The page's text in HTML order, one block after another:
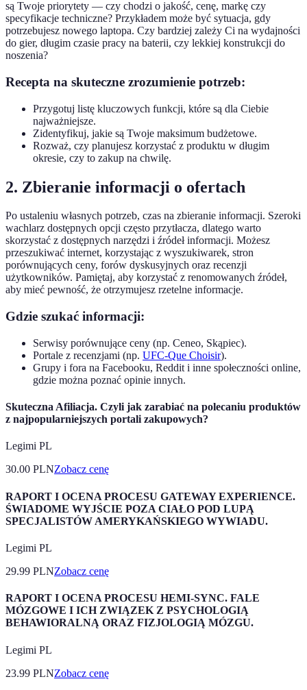
są Twoje priorytety — czy chodzi o jakość, cenę, markę czy
specyfikacje techniczne? Przykładem może być sytuacja, gdy
potrzebujesz nowego laptopa. Czy bardziej zależy Ci na wydajności
do gier, długim czasie pracy na baterii, czy lekkiej konstrukcji do
noszenia?
Recepta na skuteczne zrozumienie potrzeb:
Przygotuj listę kluczowych funkcji, które są dla Ciebie
najważniejsze.
Zidentyfikuj, jakie są Twoje maksimum budżetowe.
Rozważ, czy planujesz korzystać z produktu w długim
okresie, czy to zakup na chwilę.
2. Zbieranie informacji o ofertach
Po ustaleniu własnych potrzeb, czas na zbieranie informacji. Szeroki
wachlarz dostępnych opcji często przytłacza, dlatego warto
skorzystać z dostępnych narzędzi i źródeł informacji. Możesz
przeszukiwać internet, korzystając z wyszukiwarek, stron
porównujących ceny, forów dyskusyjnych oraz recenzji
użytkowników. Pamiętaj, aby korzystać z renomowanych źródeł,
aby mieć pewność, że otrzymujesz rzetelne informacje.
Gdzie szukać informacji:
Serwisy porównujące ceny (np. Ceneo, Skąpiec).
Portale z recenzjami (np. UFC-Que Choisir).
Grupy i fora na Facebooku, Reddit i inne społeczności online,
gdzie można poznać opinie innych.
Skuteczna Afiliacja. Czyli jak zarabiać na polecaniu produktów
z najpopularniejszych portali zakupowych?
Legimi PL
30.00 PLNZobacz cenę
RAPORT I OCENA PROCESU GATEWAY EXPERIENCE.
ŚWIADOME WYJŚCIE POZA CIAŁO POD LUPĄ
SPECJALISTÓW AMERYKAŃSKIEGO WYWIADU.
Legimi PL
29.99 PLNZobacz cenę
RAPORT I OCENA PROCESU HEMI-SYNC. FALE
MÓZGOWE I ICH ZWIĄZEK Z PSYCHOLOGIĄ
BEHAWIORALNĄ ORAZ FIZJOLOGIĄ MÓZGU.
Legimi PL
23.99 PLNZobacz cenę